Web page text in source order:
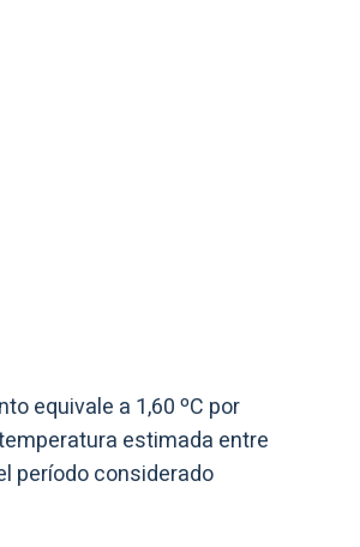
equivale a 1,60 ºC por
estimada entre
período considerado